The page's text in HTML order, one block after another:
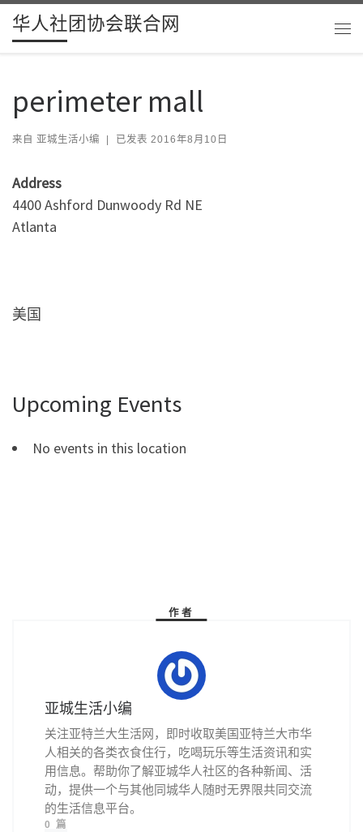
Skip to content
华人社团协会联合网
perimeter mall
来自 亚城生活小编 已发表 2016年8月10日
Address
4400 Ashford Dunwoody Rd NE
Atlanta
美国
Upcoming Events
No events in this location
作者
亚城生活小编
关注亚特兰大生活网，即时收取美国亚特兰大市华
人相关的各类衣食住行，吃喝玩乐等生活资讯和实
用信息。帮助你了解亚城华人社区的各种新闻、活
动，提供一个与其他同城华人随时无界限共同交流
的生活信息平台。
0 篇